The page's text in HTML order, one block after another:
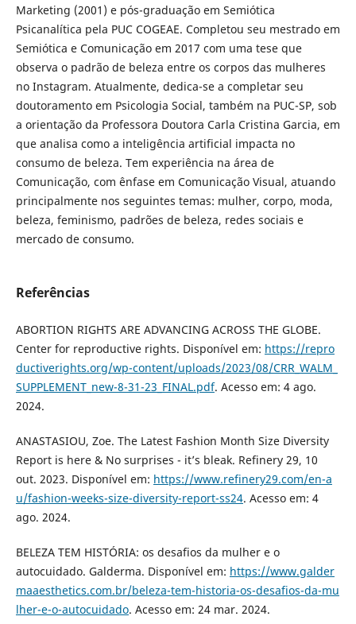
Marketing (2001) e pós-graduação em Semiótica
Psicanalítica pela PUC COGEAE. Completou seu mestrado em
Semiótica e Comunicação em 2017 com uma tese que
observa o padrão de beleza entre os corpos das mulheres
no Instagram. Atualmente, dedica-se a completar seu
doutoramento em Psicologia Social, também na PUC-SP, sob
a orientação da Professora Doutora Carla Cristina Garcia, em
que analisa como a inteligência artificial impacta no
consumo de beleza. Tem experiência na área de
Comunicação, com ênfase em Comunicação Visual, atuando
principalmente nos seguintes temas: mulher, corpo, moda,
beleza, feminismo, padrões de beleza, redes sociais e
mercado de consumo.
Referências
ABORTION RIGHTS ARE ADVANCING ACROSS THE GLOBE.
Center for reproductive rights. Disponível em: https://repro
ductiverights.org/wp-content/uploads/2023/08/CRR_WALM_
SUPPLEMENT_new-8-31-23_FINAL.pdf. Acesso em: 4 ago.
2024.
ANASTASIOU, Zoe. The Latest Fashion Month Size Diversity
Report is here & No surprises - it’s bleak. Refinery 29, 10
out. 2023. Disponível em: https://www.refinery29.com/en-a
u/fashion-weeks-size-diversity-report-ss24. Acesso em: 4
ago. 2024.
BELEZA TEM HISTÓRIA: os desafios da mulher e o
autocuidado. Galderma. Disponível em: https://www.galder
maaesthetics.com.br/beleza-tem-historia-os-desafios-da-mu
lher-e-o-autocuidado. Acesso em: 24 mar. 2024.